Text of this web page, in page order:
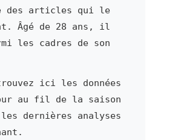
des articles qui le
Âgé de 28 ans, il
les cadres de son
ici les données
au fil de la saison
dernières analyses